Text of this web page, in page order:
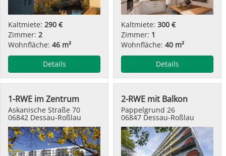
Kaltmiete: 290 €
Zimmer: 2
Wohnfläche: 46 m²
Details
Kaltmiete: 300 €
Zimmer: 1
Wohnfläche: 40 m²
Details
1-RWE im Zentrum
Askanische Straße 70
06842 Dessau-Roßlau
2-RWE mit Balkon
Pappelgrund 26
06847 Dessau-Roßlau